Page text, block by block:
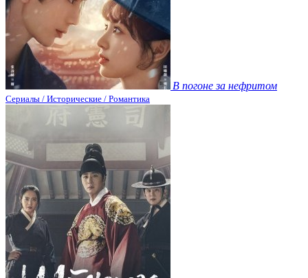
В погоне за нефритом
Сериалы / Исторические / Романтика